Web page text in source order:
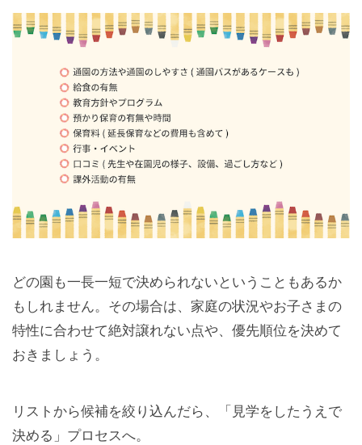
どの園も一長一短で決められないということもあるか
もしれません。その場合は、家庭の状況やお子さまの
特性に合わせて絶対譲れない点や、優先順位を決めて
おきましょう。
リストから候補を絞り込んだら、「見学をしたうえで
決める」プロセスへ。